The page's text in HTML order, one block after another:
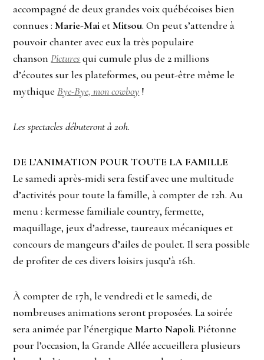
accompagné de deux grandes voix québécoises bien
connues :Marie-MaietMitsou. On peut s’attendre à
pouvoir chanter avec eux la très populaire
chansonPictures qui cumule plus de 2 millions
d’écoutes sur les plateformes, ou peut-être même le
mythiqueBye-Bye, mon cowboy !
Les spectacles débuteront à 20h.
DE L’ANIMATION POUR TOUTE LA FAMILLE
Le samedi après-midi sera festif avec une multitude
d’activités pour toute la famille, à compter de 12h. Au
menu : kermesse familiale country, fermette,
maquillage, jeux d’adresse, taureaux mécaniques et
concours de mangeurs d’ailes de poulet. Il sera possible
de profiter de ces divers loisirs jusqu’à 16h.
À compter de 17h, le vendredi et le samedi, de
nombreuses animations seront proposées. La soirée
sera animée par l’énergique Marto Napoli. Piétonne
pour l’occasion, la Grande Allée accueillera plusieurs